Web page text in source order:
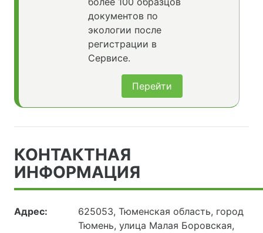
документов по
экологии после
регистрации в
Сервисе.
Перейти
КОНТАКТНАЯ
ИНФОРМАЦИЯ
Адрес:
625053, Тюменская область, город
Тюмень, улица Малая Боровская,